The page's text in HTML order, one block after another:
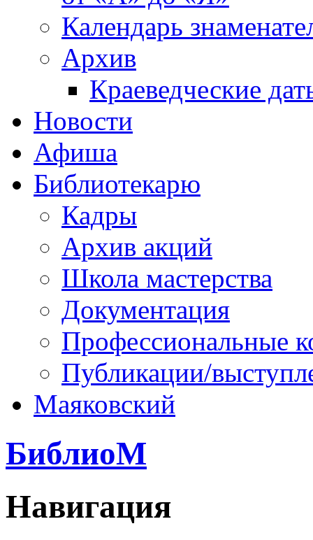
Календарь
Архив
Краеведческие
Новости
Афиша
Библиотекарю
Кадры
Архив акций
Школа мастерства
Документация
Профессиональные
Публикации/
Маяковский
БиблиоМ
Навигация